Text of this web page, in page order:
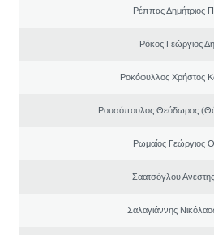
Ρέππας Δημήτριος
Ρόκος Γεώργιος
Ροκόφυλλος Χρήστος
Ρουσόπουλος Θεόδωρος
Ρωμαίος Γεώργιος
Σαατσόγλου
Σαλαγιάννης